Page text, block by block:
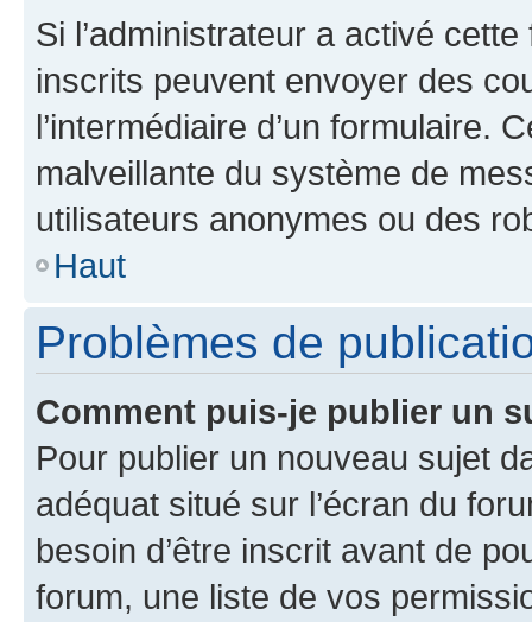
Si l’administrateur a activé
inscrits peuvent envoyer des
l’intermédiaire d’un formulaire.
malveillante du système de
utilisateurs anonymes ou des
Haut
Problèmes de
Comment puis-je publier un
Pour publier un nouveau sujet
adéquat situé sur l’écran du
besoin d’être inscrit avant de
forum, une liste de vos